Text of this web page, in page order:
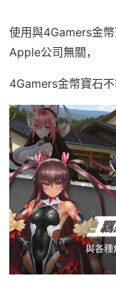
使用與4Gamers金
Apple公司無關，
4Gamers金幣寶石不